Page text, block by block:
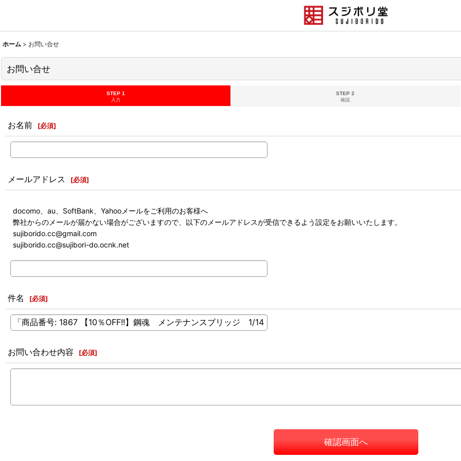
ホーム > お問い合せ
お問い合せ
STEP 1
入力
STEP 2
確認
お名前 [必須]
メールアドレス [必須]
docomo、au、SoftBank、Yahooメールをご利用のお客様へ
弊社からのメールが届かない場合がございますので、以下のメールアドレスが受信できるよう設定をお願いいたします。
sujiborido.cc@gmail.com
sujiborido.cc@sujibori-do.ocnk.net
件名 [必須]
お問い合わせ内容 [必須]
確認画面へ